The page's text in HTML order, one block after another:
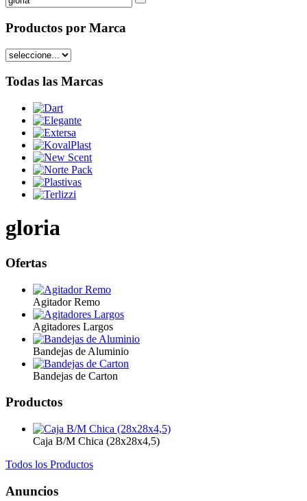
Productos por Marca
Todas las Marcas
gloria
Ofertas
Agitador Remo
Agitadores Largos
Bandejas de Aluminio
Bandejas de Carton
Productos
Caja B/M Chica (28x28x4,5)
Todos los Productos
Anuncios